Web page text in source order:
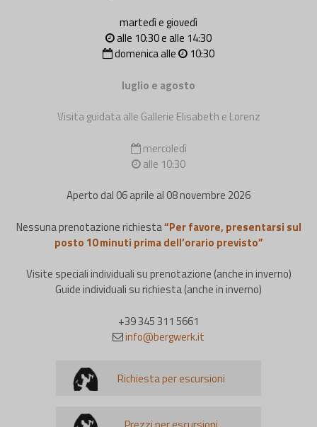
martedì e giovedì
alle 10:30 e alle 14:30
domenica alle
10:30
luglio e agosto
Visita guidata alle Gallerie Elisabeth e Lorenz
mercoledì
alle 10:30
Aperto dal 06 aprile al 08 novembre 2026
Nessuna prenotazione richiesta“Per favore, presentarsi sul
posto 10 minuti prima dell’orario previsto”
Visite speciali individuali su prenotazione (anche in inverno)
Guide individuali su richiesta (anche in inverno)
+39 345 311 5661
info@bergwerk.it
Richiesta per escursioni